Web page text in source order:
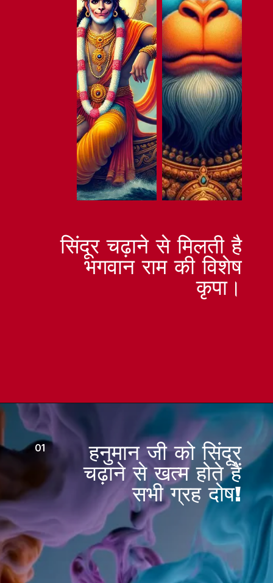
सिंदूर चढ़ाने से मिलती है
भगवान राम की विशेष
कृपा।
01
हनुमान जी को सिंदूर
चढ़ाने से खत्म होते हैं
सभी ग्रह दोष!